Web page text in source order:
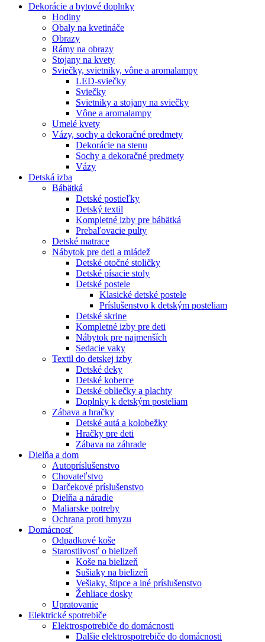
Dekorácie a bytové doplnky
Hodiny
Obaly na kvetináče
Obrazy
Rámy na obrazy
Stojany na kvety
Sviečky, svietniky, vône a aromalampy
LED-sviečky
Sviečky
Svietniky a stojany na sviečky
Vône a aromalampy
Umelé kvety
Vázy, sochy a dekoračné predmety
Dekorácie na stenu
Sochy a dekoračné predmety
Vázy
Detská izba
Bábätká
Detské postieľky
Detský textil
Kompletné izby pre bábätká
Prebaľovacie pulty
Detské matrace
Nábytok pre deti a mládež
Detské otočné stoličky
Detské písacie stoly
Detské postele
Klasické detské postele
Príslušenstvo k detským posteliam
Detské skrine
Kompletné izby pre deti
Nábytok pre najmenších
Sedacie vaky
Textil do detskej izby
Detské deky
Detské koberce
Detské obliečky a plachty
Doplnky k detským posteliam
Zábava a hračky
Detské autá a kolobežky
Hračky pre deti
Zábava na záhrade
Dielňa a dom
Autopríslušenstvo
Chovateľstvo
Darčekové príslušenstvo
Dielňa a náradie
Maliarske potreby
Ochrana proti hmyzu
Domácnosť
Odpadkové koše
Starostlivosť o bielizeň
Koše na bielizeň
Sušiaky na bielizeň
Vešiaky, štipce a iné príslušenstvo
Žehliace dosky
Upratovanie
Elektrické spotrebiče
Elektrospotrebiče do domácnosti
Dalšie elektrospotrebiče do domácnosti